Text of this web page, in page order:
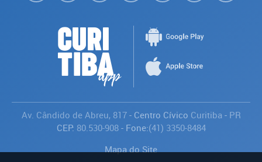
Av. Cândido de Abreu, 817- Centro Cívico Curitiba- PR
CEP: 80.530-908- Fone:(41) 3350-8484
Mapa do Site